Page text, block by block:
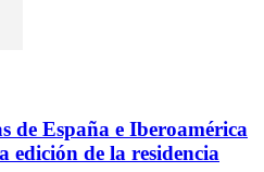
de España e Iberoamérica
de la residencia